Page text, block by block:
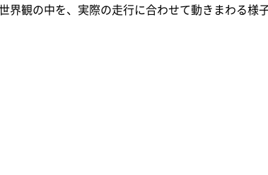
観の中を、実際の走行に合わせて動きまわる様